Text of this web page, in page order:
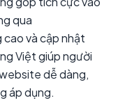
qua
và cập nhật
Việt giúp người
dễ dàng,
áp dụng.